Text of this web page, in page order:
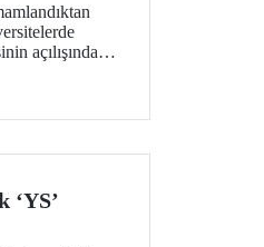
açılışında
‘YS’